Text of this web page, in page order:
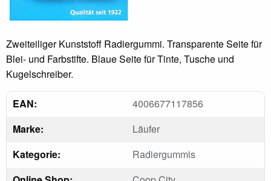
Zweiteiliger Kunststoff Radiergummi. Transparente Seite für
Blei- und Farbstifte. Blaue Seite für Tinte, Tusche und
Kugelschreiber.
EAN:
4006677117856
Marke:
Läufer
Kategorie:
Radiergummis